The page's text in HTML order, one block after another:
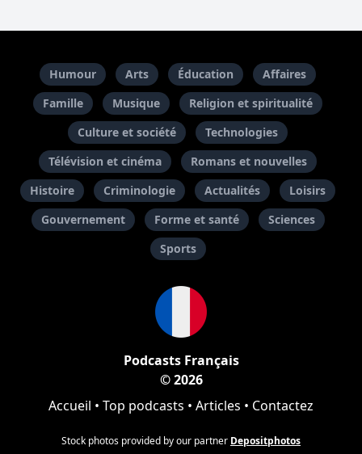
Humour Arts Éducation
Affaires
Famille
Musique
Religion et spiritualité
Culture et société
Technologies
Télévision et cinéma
Romans et nouvelles
Histoire
Criminologie Actualités
Loisirs
Gouvernement
Forme et santé
Sciences
Sports
Podcasts Français
© 2026
Accueil • Top podcasts • Articles • Contactez
Stock photos provided by our partner Depositphotos